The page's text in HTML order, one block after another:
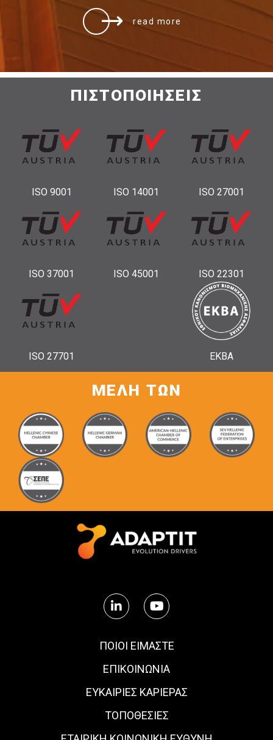
read more
ΠΙΣΤΟΠΟΙΗΣΕΙΣ
ISO 9001 ISO 14001 ISO 27001
ISO 37001 ISO 45001 ISO 22301
ISO 27701 ΕΚΒΑ
ΜΕΛΗ ΤΩΝ
ΠΟΙΟΙ ΕΙΜΑΣΤΕ
ΕΠΙΚΟΙΝΩΝΙΑ
ΕΥΚΑΙΡΊΕΣ ΚΑΡΙΈΡΑΣ
ΤΟΠΟΘΕΣΙΕΣ